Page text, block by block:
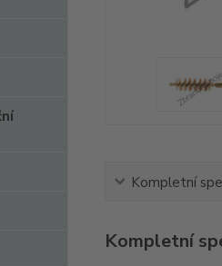
Kompletní
Kompletní